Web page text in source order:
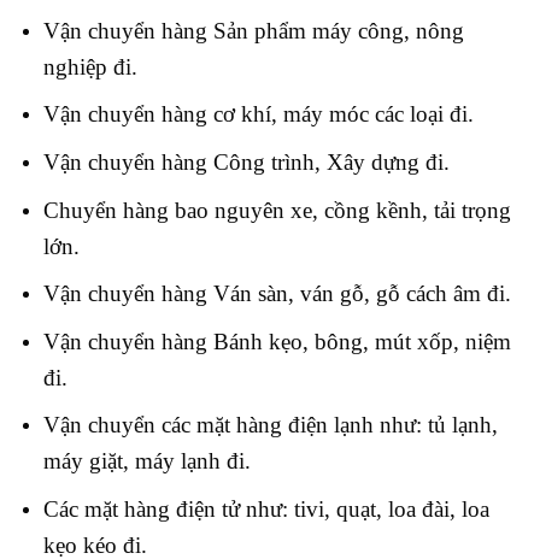
Vận chuyển hàng Sản phẩm máy công, nông
nghiệp đi.
Vận chuyển hàng cơ khí, máy móc các loại đi.
Vận chuyển hàng Công trình, Xây dựng đi.
Chuyển hàng bao nguyên xe, cồng kềnh, tải trọng
lớn.
Vận chuyển hàng Ván sàn, ván gỗ, gỗ cách âm đi.
Vận chuyển hàng Bánh kẹo, bông, mút xốp, niệm
đi.
Vận chuyển các mặt hàng điện lạnh như: tủ lạnh,
máy giặt, máy lạnh đi.
Các mặt hàng điện tử như: tivi, quạt, loa đài, loa
kẹo kéo đi.